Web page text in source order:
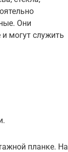
Они
могут служить
планке. На